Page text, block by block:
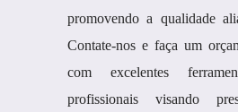
promovendo a qualidade
Contate-nos e faça um
com excelentes
profissionais visando